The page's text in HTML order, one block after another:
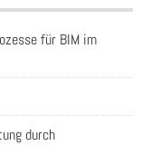
für BIM im
durch